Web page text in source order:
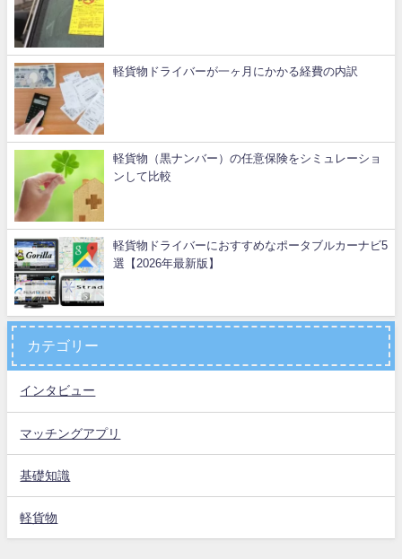
軽貨物ドライバーが一ヶ月にかかる経費の内訳
軽貨物（黒ナンバー）の任意保険をシミュレーショ
ンして比較
軽貨物ドライバーにおすすめなポータブルカーナビ5
選【2026年最新版】
カテゴリー
インタビュー
マッチングアプリ
基礎知識
軽貨物